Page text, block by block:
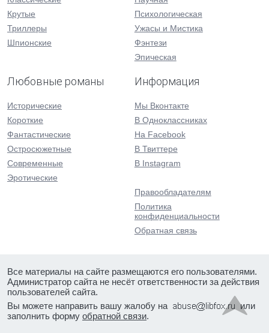
Крутые
Триллеры
Шпионские
Психологическая
Ужасы и Мистика
Фэнтези
Эпическая
Любовные романы
Исторические
Короткие
Фантастические
Остросюжетные
Современные
Эротические
Информация
Мы Вконтакте
В Одноклассниках
На Facebook
В Твиттере
В Instagram
Правообладателям
Политика
конфиденциальности
Обратная связь
Все материалы на сайте размещаются его пользователями.
Администратор сайта не несёт ответственности за действия
пользователей сайта.
Вы можете направить вашу жалобу на
или
заполнить форму обратной связи.